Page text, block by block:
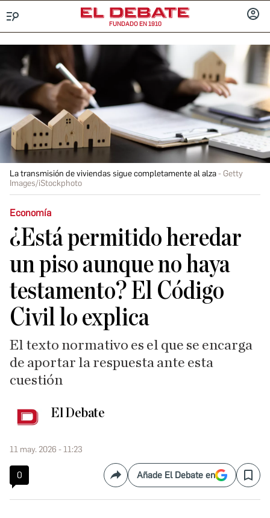
FUNDADO EN 1910
La transmisión de viviendas sigue completamente al alza
Getty
Images/iStockphoto
Economía
¿Está permitido heredar
un piso aunque no haya
testamento? El Código
Civil lo explica
El texto normativo es el que se encarga
de aportar la respuesta ante esta
cuestión
El Debate
11 may. 2026 - 11:23
0 CompartirAñade El Debate en Save